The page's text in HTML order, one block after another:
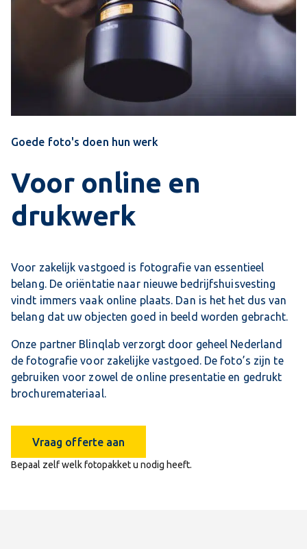
Goede foto's doen hun werk
Voor online en
drukwerk
Voor zakelijk vastgoed is fotografie van essentieel
belang. De oriëntatie naar nieuwe bedrijfshuisvesting
vindt immers vaak online plaats. Dan is het het dus van
belang dat uw objecten goed in beeld worden gebracht.
Onze partner Blinqlab verzorgt door geheel Nederland
de fotografie voor zakelijke vastgoed. De foto’s zijn te
gebruiken voor zowel de online presentatie en gedrukt
brochuremateriaal.
Vraag offerte aan
Bepaal zelf welk fotopakket u nodig heeft.